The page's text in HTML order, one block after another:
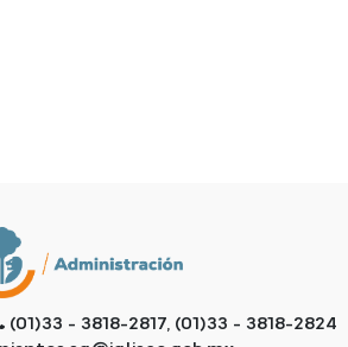
(01)33 - 3818-2817, (01)33 - 3818-2824